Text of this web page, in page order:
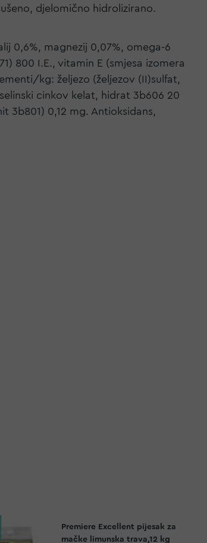
djelomično hidrolizirano.
0,6%, magnezij 0,07%, omega-6
800 I.E., vitamin E (smjesa izomera
kg: željezo (željezov (II)sulfat,
cinkov kelat, hidrat 3b606 20
0,12 mg. Antioksidans,
Premiere Excellent pijesak za
mačke limunska trava,12 kg